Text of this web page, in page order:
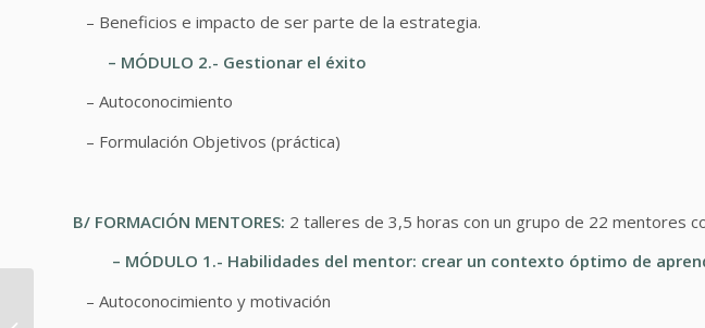
– Beneficios e impacto de ser parte de la estrategia.
– MÓDULO 2.- Gestionar el éxito
– Autoconocimiento
– Formulación Objetivos (práctica)
B/ FORMACIÓN MENTORES: 2 talleres de 3,5 horas con un grupo de 22 mentores
– MÓDULO 1.- Habilidades del mentor: crear un contexto óptimo de
– Autoconocimiento y motivación
Cómo se potencia el